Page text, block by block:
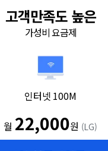
고객만족도 높은
가성비 요금제
인터넷 100M
월 22,000원 (LG)